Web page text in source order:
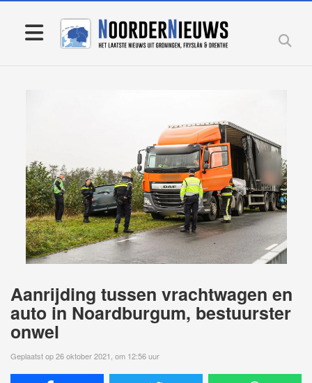
Aanrijding tussen vrachtwagen en
auto in Noardburgum, bestuurster
onwel
Geplaatst op 26 oktober 2021, om 12:56 uur